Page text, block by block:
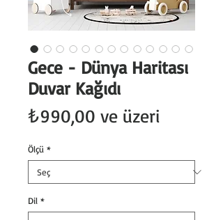
Gece - Dünya Haritası
Duvar Kağıdı
₺990,00 ve üzeri
Ölçü *
Dil *